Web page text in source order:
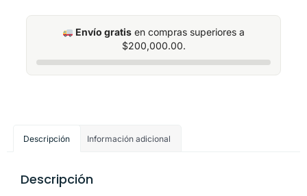
Envío gratis en compras superiores a
$200,000.00.
Descripción Información adicional
Descripción